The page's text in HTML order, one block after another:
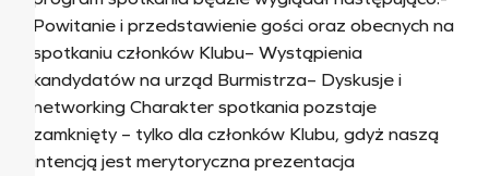
Powitanie i przedstawienie gości oraz obecnych na
spotkaniu członków Klubu– Wystąpienia
kandydatów na urząd Burmistrza– Dyskusje i
networking Charakter spotkania pozstaje
zamknięty – tylko dla członków Klubu, gdyż naszą
intencją jest merytoryczna prezentacja